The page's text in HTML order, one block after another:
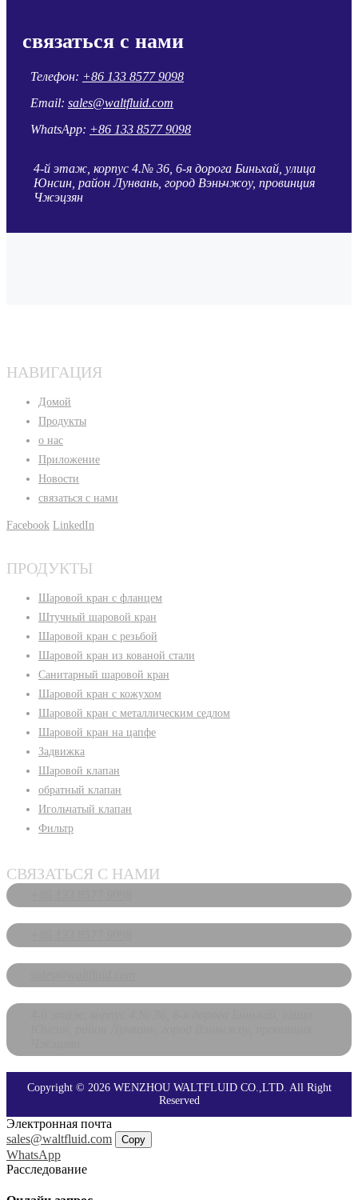
связаться с нами
Телефон: +86 133 8577 9098
Email: sales@waltfluid.com
WhatsApp: +86 133 8577 9098
4-й этаж, корпус 4.№ 36, 6-я дорога Биньхай, улица
Юнсин, район Лунвань, город Вэньчжоу, провинция
Чжэцзян
НАВИГАЦИЯ
Домой
Продукты
о нас
Приложение
Новости
связаться с нами
Facebook LinkedIn
ПРОДУКТЫ
Шаровой кран с фланцем
Штучный шаровой кран
Шаровой кран с резьбой
Шаровой кран из кованой стали
Санитарный шаровой кран
Шаровой кран с кожухом
Шаровой кран с металлическим седлом
Шаровой кран на цапфе
Задвижка
Шаровой клапан
обратный клапан
Игольчатый клапан
Фильтр
СВЯЗАТЬСЯ С НАМИ
Copyright © 2026 WENZHOU WALTFLUID CO.,LTD. All Right
Reserved
Электронная почта
sales@waltfluid.com
Copy
WhatsApp
Расследование